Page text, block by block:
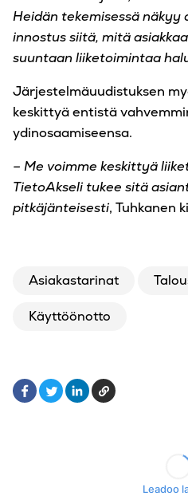
Heidän tekemisessä
innostus siitä, mitä
suuntaan liiketoimintaa
Järjestelmäuudistuksen
keskittyä entistä
ydinosaamiseensa.
– Me voimme keskittyä
TietoAkseli tukee sitä
pitkäjänteisesti, Tuhkanen
Asiakastarinat
Käyttöönotto
FacebookLinkedIn